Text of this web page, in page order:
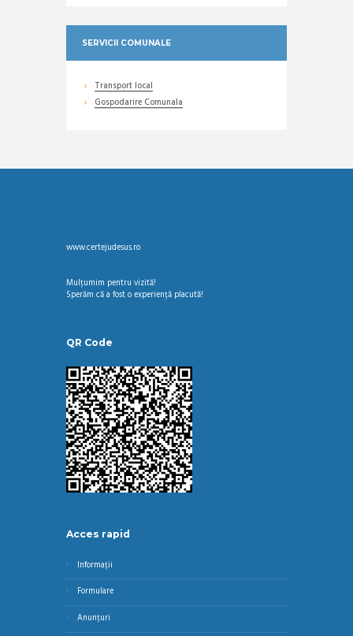
SERVICII COMUNALE
Transport local
Gospodarire Comunala
www.certejudesus.ro
Mulțumim pentru vizită!
Sperăm că a fost o experiență placută!
QR Code
Acces rapid
Informații
Formulare
Anunțuri